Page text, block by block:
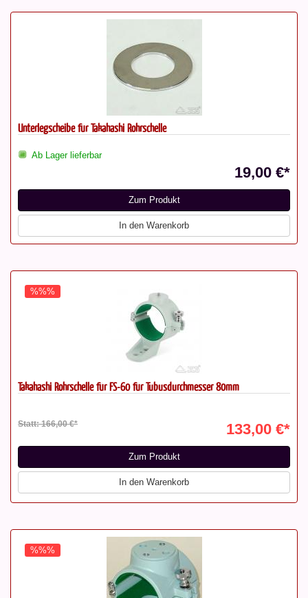
Unterlegscheibe für Takahashi Rohrschelle
Ab Lager lieferbar
19,00 €*
Zum Produkt
In den Warenkorb
%%%
Takahashi Rohrschelle für FS-60 für Tubusdurchmesser 80mm
Statt: 166,00 €* 133,00 €*
Zum Produkt
In den Warenkorb
%%%